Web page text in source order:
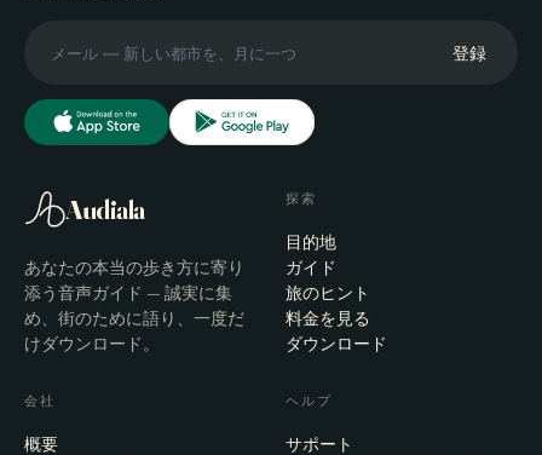
登録
Audiala
あなたの本当の歩き方に寄り
添う音声ガイド — 誠実に集
め、街のために語り、一度だ
けダウンロード。
探索
目的地
ガイド
旅のヒント
料金を見る
ダウンロード
会社
概要
ヘルプ
サポート